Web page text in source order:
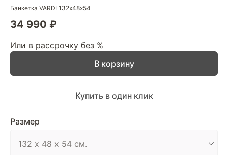
Банкетка VARDI 132х48х54
34 990 ₽
Или в рассрочку без %
Размер
В корзину
Купить в один клик